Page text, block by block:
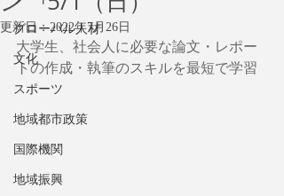
グローバル人材
文化
スポーツ
地域都市政策
国際機関
地域振興
更新日：2022年7月26日
大学生、社会人に必要な論文・レポー
トの作成・執筆のスキルを最短で学習